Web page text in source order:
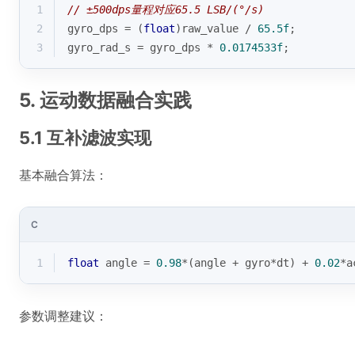
1
// ±500dps量程对应65.5 LSB/(°/s)
2
gyro_dps = (float)raw_value / 65.5f;
3
gyro_rad_s = gyro_dps * 0.0174533f;
5. 运动数据融合实践
5.1 互补滤波实现
基本融合算法：
C
1 float angle = 0.98*(angle + gyro*dt) + 0.02
参数调整建议：